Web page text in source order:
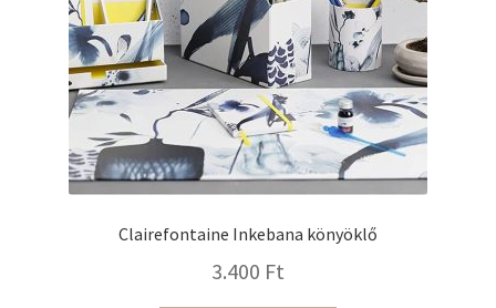
Clairefontaine Inkebana könyöklő
3.400 Ft